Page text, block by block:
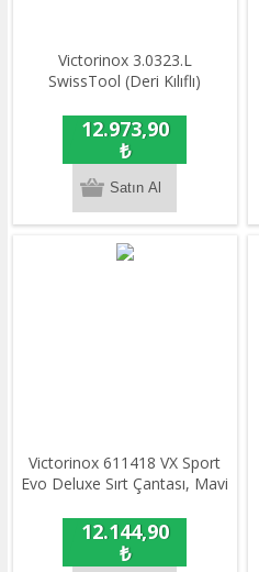
Victorinox 3.0323.L
SwissTool (Deri Kılıflı)
12.973,90
₺
Victorinox 611418 VX Sport
Evo Deluxe Sırt Çantası, Mavi
12.144,90
₺